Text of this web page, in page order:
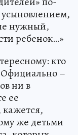
нужный,
ребенок…»
кто
Официально –
ни в
ее
же детьми